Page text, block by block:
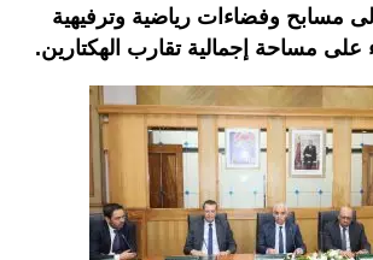
مسابح وفضاءات رياضية وترفيهية
مساحة إجمالية تقارب الهكتارين.